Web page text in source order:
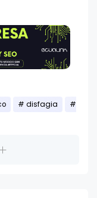
disfagia